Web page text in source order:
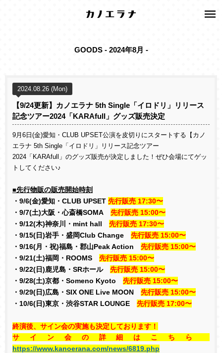
GOODS - 2024年8月 -
2024.08.26 (Mon)
【9/24更新】カノエラナ 5th Single「イロドリ」リリース
記念ツアー2024「KARAfull」グッズ販売決定
9月6日(金)愛知・CLUB UPSET公演を皮切りにスタートする【カノ
エラナ 5th Single「イロドリ」リリース記念ツアー
2024「KARAfull」のグッズ販売が決定しました！ぜひ会場にてゲッ
トしてください♪
■先行物販の販売開始時刻
・ 9/6(金)愛知・CLUB UPSET 先行販売 17:30〜
・ 9/7(土)大阪・心斎橋SOMA 先行販売 15:00〜
・ 9/12(木)神奈川 ・mint hall 先行販売 17:30〜
・ 9/15(日)岩手 ・盛岡Club Change 先行販売 15:00〜
・ 9/16(月・祝)福島 ・郡山Peak Action 先行販売 15:00〜
・ 9/21(土)福岡 ・ROOMS 先行販売 15:00〜
・ 9/22(日)鹿児島 ・SRホール 先行販売 15:00〜
・ 9/28(土)京都 ・Someno Kyoto 先行販売 15:00〜
・ 9/29(日)広島 ・SIX ONE Live MOON 先行販売 15:00〜
・10/6(日)東京 ・渋谷STAR LOUNGE 先行販売 17:00〜
終演後、サイン会の実施も決定しております！
サイン会の詳細はこちら
https://www.kanoerana.com/news/6819.php